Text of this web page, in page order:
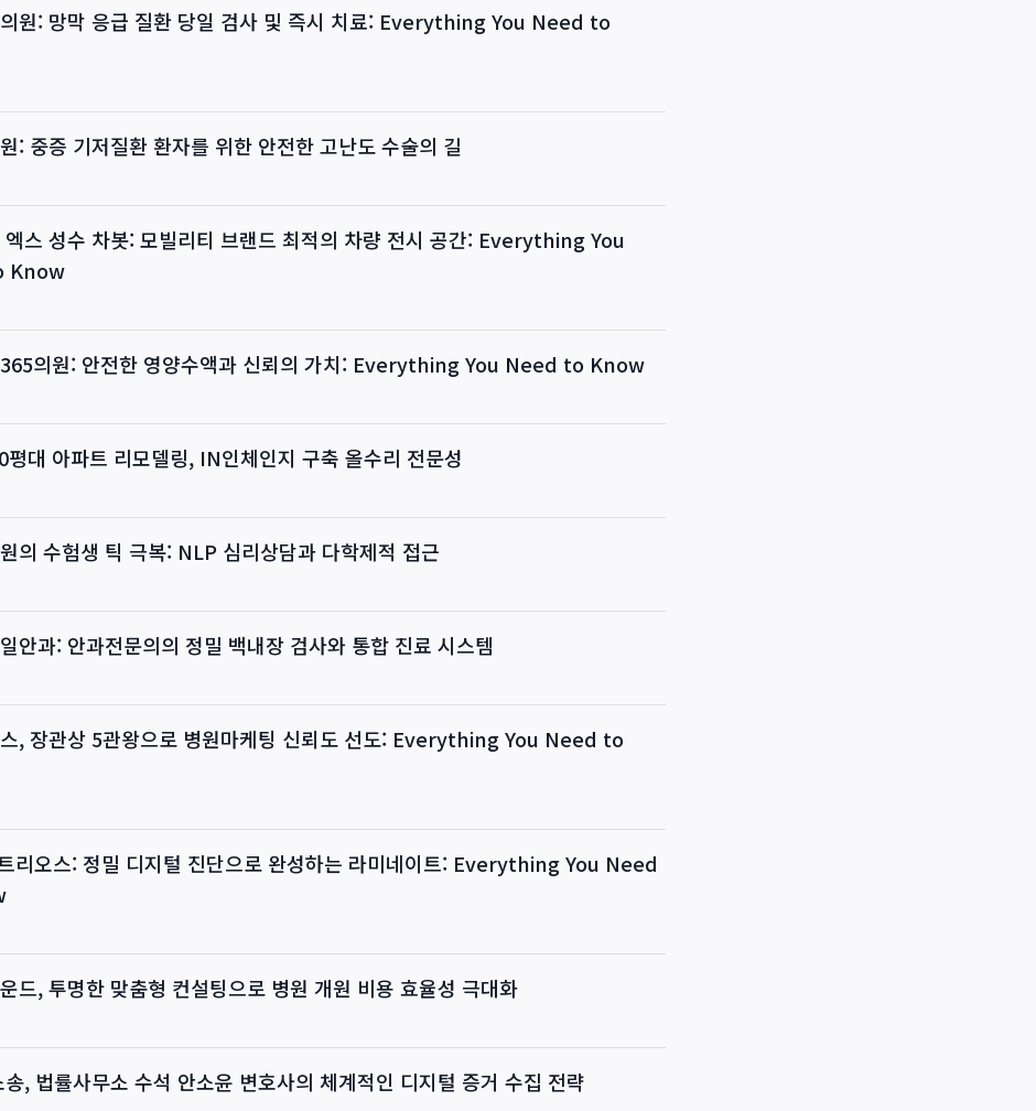
원: 망막 응급 질환 당일 검사 및 즉시 치료: Everything You Need to
: 중증 기저질환 환자를 위한 안전한 고난도 수술의 길
엑스 성수 차봇: 모빌리티 브랜드 최적의 차량 전시 공간: Everything You
Know
의원: 안전한 영양수액과 신뢰의 가치: Everything You Need to Know
평대 아파트 리모델링, IN인체인지 구축 올수리 전문성
의 수험생 틱 극복: NLP 심리상담과 다학제적 접근
안과: 안과전문의의 정밀 백내장 검사와 통합 진료 시스템
, 장관상 5관왕으로 병원마케팅 신뢰도 선도: Everything You Need to
리오스: 정밀 디지털 진단으로 완성하는 라미네이트: Everything You Need
드, 투명한 맞춤형 컨설팅으로 병원 개원 비용 효율성 극대화
, 법률사무소 수석 안소윤 변호사의 체계적인 디지털 증거 수집 전략